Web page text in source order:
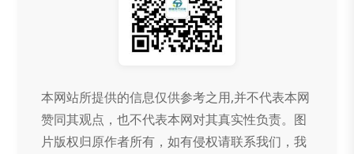
本网站所提供的信息仅供参考之用,并不代表本网
赞同其观点，也不代表本网对其真实性负责。图
片版权归原作者所有，如有侵权请联系我们，我